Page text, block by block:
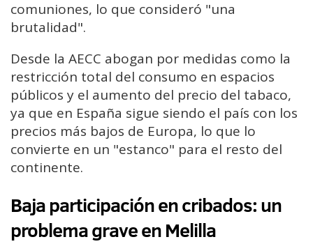
comuniones, lo que consideró "una
brutalidad".
Desde la AECC abogan por medidas como la
restricción total del consumo en espacios
públicos y el aumento del precio del tabaco,
ya que en España sigue siendo el país con los
precios más bajos de Europa, lo que lo
convierte en un "estanco" para el resto del
continente.
Baja participación en cribados: un
problema grave en Melilla